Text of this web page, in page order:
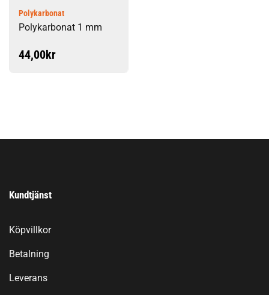
Polykarbonat
Polykarbonat 1 mm
44,00kr
Kundtjänst
Köpvillkor
Betalning
Leverans